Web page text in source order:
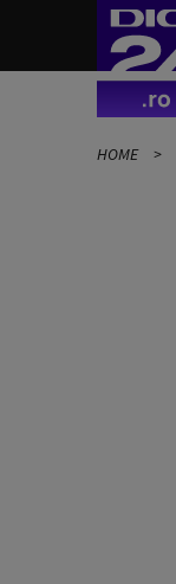
HOME